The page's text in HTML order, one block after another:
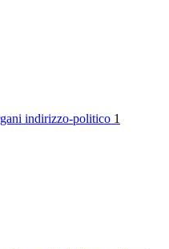
indirizzo-politico 1